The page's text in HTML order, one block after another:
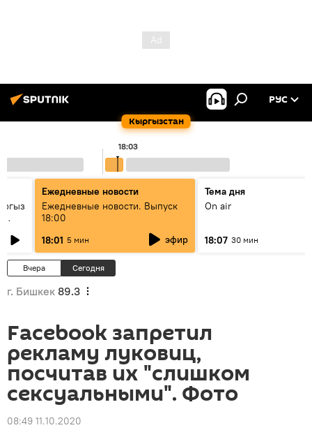
Кыргызстан
РУС
18:03
Ежедневные новости
Ежедневные новости. Выпуск
18:00
18:01 5 мин эфир
Тема дня
On air
18:07 30 мин
Вчера Сегодня
г. Бишкек 89.3
Facebook запретил
рекламу луковиц,
посчитав их "слишком
сексуальными". Фото
08:49 11.10.2020